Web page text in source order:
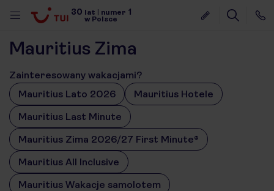
30 lat numer 1
w Polsce
Mauritius Zima
Zainteresowany wakacjami?
Mauritius Lato 2026
Mauritius Hotele
Mauritius Last Minute
Mauritius Zima 2026/27 First Minute®
Mauritius All Inclusive
Mauritius Wakacje samolotem